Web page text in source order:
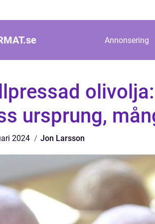
se Annonsering
ursprung,
2024 Jon Larsson